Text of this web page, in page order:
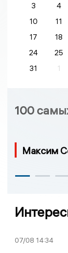
3
4
10
11
17
18
24
25
31
1
100
Максим
07/08 14:34